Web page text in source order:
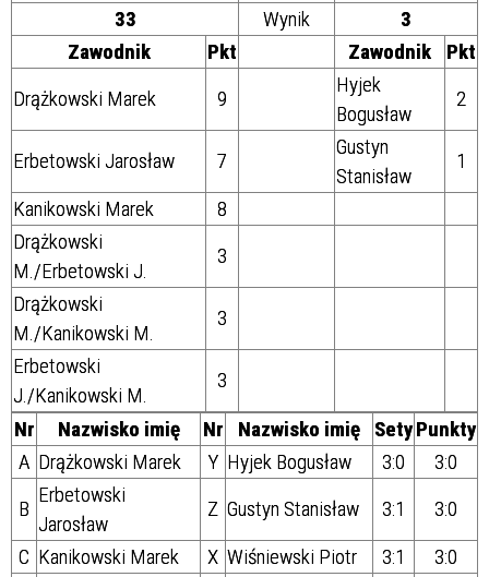
33 Wynik
3
Zawodnik
Pkt Zawodnik
Pkt
Drążkowski Marek
9
Hyjek
Bogusław
2
Erbetowski Jarosław 7
Gustyn
Stanisław
1
Kanikowski Marek
8
Drążkowski
M./Erbetowski J.
3
Drążkowski
M./Kanikowski M.
3
Erbetowski
J./Kanikowski M.
3
Nr
Nazwisko imię Nr Nazwisko imię SetyPunkty
A Drążkowski Marek Y Hyjek Bogusław 3:0
3:0
B
Erbetowski
Jarosław
Z Gustyn Stanisław 3:1
3:0
C Kanikowski Marek X Wiśniewski Piotr 3:1 3:0